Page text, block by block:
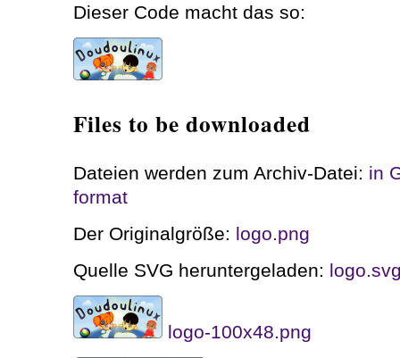
Dieser Code macht das so:
Files to be downloaded
Dateien werden zum Archiv-Datei: in
format
Der Originalgröße: logo.png
Quelle SVG heruntergeladen:
logo-100x48.png